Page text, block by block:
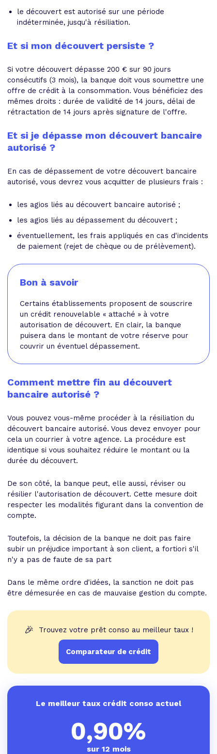
le découvert est autorisé sur une période
indéterminée, jusqu'à résiliation.
Et si mon découvert persiste ?
Si votre découvert dépasse 200 € sur 90 jours
consécutifs (3 mois), la banque doit vous soumettre une
offre de crédit à la consommation. Vous bénéficiez des
mêmes droits : durée de validité de 14 jours, délai de
rétractation de 14 jours après signature de l'offre.
Et si je dépasse mon découvert bancaire
autorisé ?
En cas de dépassement de votre découvert bancaire
autorisé, vous devrez vous acquitter de plusieurs frais :
les agios liés au découvert bancaire autorisé ;
les agios liés au dépassement du découvert ;
éventuellement, les frais appliqués en cas d'incidents
de paiement (rejet de chèque ou de prélèvement).
Bon à savoir
Certains établissements proposent de souscrire
un crédit renouvelable « attaché » à votre
autorisation de découvert. En clair, la banque
puisera dans le montant de votre réserve pour
couvrir un éventuel dépassement.
Comment mettre fin au découvert
bancaire autorisé ?
Vous pouvez vous-même procéder à la résiliation du
découvert bancaire autorisé. Vous devez envoyer pour
cela un courrier à votre agence. La procédure est
identique si vous souhaitez réduire le montant ou la
durée du découvert.
De son côté, la banque peut, elle aussi, réviser ou
résilier l'autorisation de découvert. Cette mesure doit
respecter les modalités figurant dans la convention de
compte.
Toutefois, la décision de la banque ne doit pas faire
subir un préjudice important à son client, a fortiori s'il
n'y a pas de faute de sa part
Dans le même ordre d'idées, la sanction ne doit pas
être démesurée en cas de mauvaise gestion du compte.
🎉 Trouvez votre prêt conso au meilleur taux !
Comparateur de crédit
Le meilleur taux crédit conso actuel
0,90%
sur 12 mois